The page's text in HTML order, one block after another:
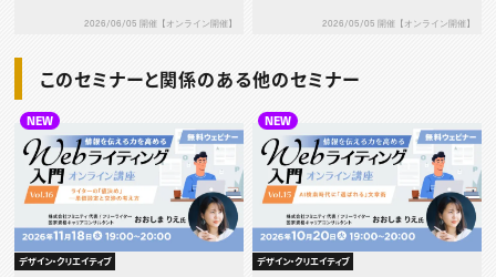
2026/06/05 開催【オンライン開催】
説付き～2026/05/05 開催【オンライン開催】
このセミナーと関係のある他のセミナー
NEW
デザイン・クリエイティブ
NEW
デザイン・クリエイティブ